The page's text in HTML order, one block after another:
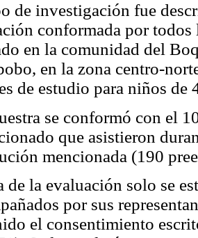
de investigación fue
conformada por todos
en la comunidad del
en la zona centro-
de estudio para niños de
se conformó con el
que asistieron
mencionada (190
de la evaluación solo se
por sus
el consentimiento